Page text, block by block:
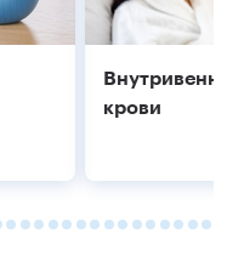
крови